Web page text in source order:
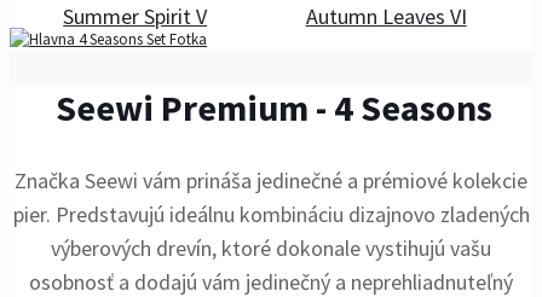
Summer Spirit V Autumn Leaves VI
Seewi Premium - 4 Seasons
Značka Seewi vám prináša jedinečné a prémiové kolekcie
pier. Predstavujú ideálnu kombináciu dizajnovo zladených
výberových drevín, ktoré dokonale vystihujú vašu
osobnosť a dodajú vám jedinečný a neprehliadnuteľný